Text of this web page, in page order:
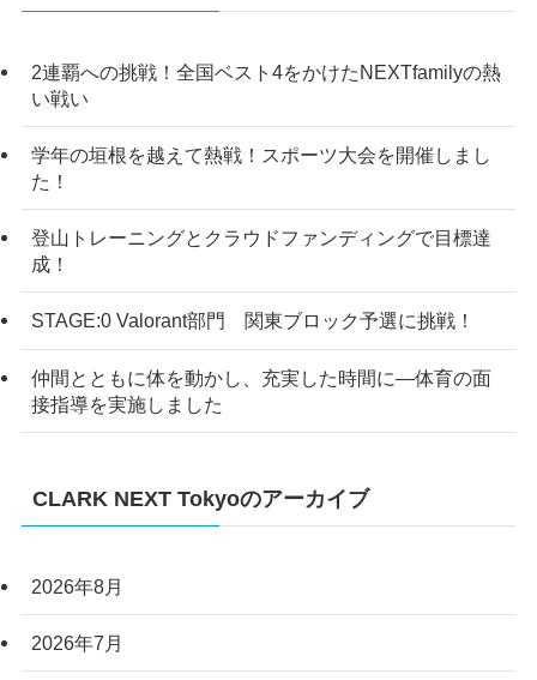
2連覇への挑戦！全国ベスト4をかけたNEXTfamilyの熱
い戦い
学年の垣根を越えて熱戦！スポーツ大会を開催しまし
た！
登山トレーニングとクラウドファンディングで目標達
成！
STAGE:0 Valorant部門 関東ブロック予選に挑戦！
仲間とともに体を動かし、充実した時間に―体育の面
接指導を実施しました
CLARK NEXT Tokyoのアーカイブ
2026年8月
2026年7月